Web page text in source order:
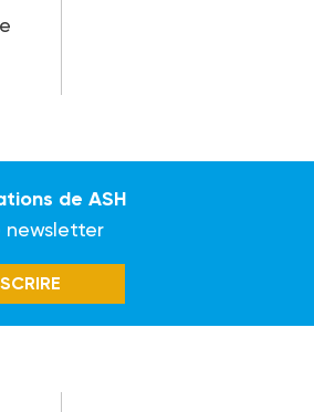
de ASH
newsletter